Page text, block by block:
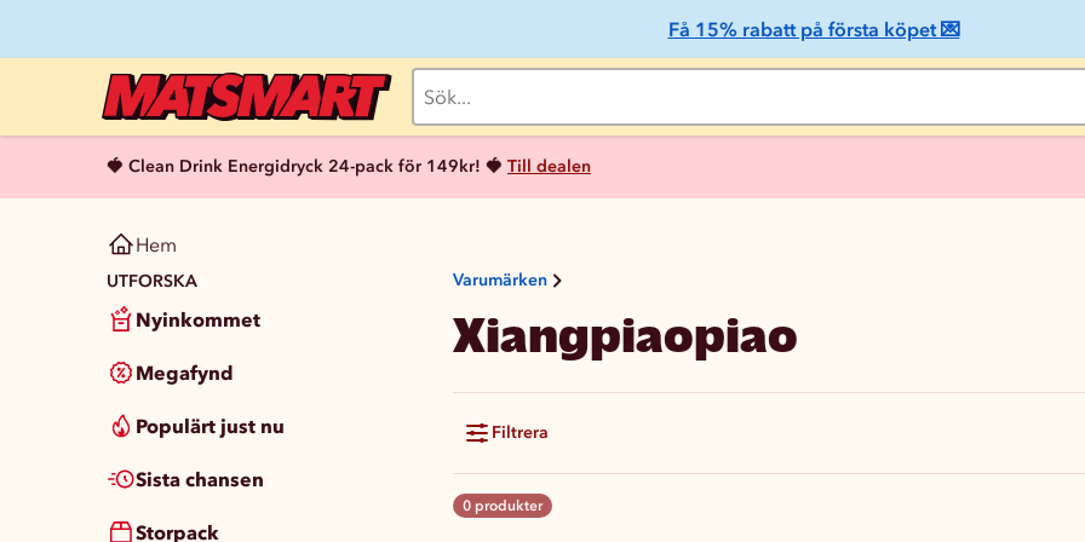
Få 15% rabatt på första köpet 💌
🍓 Clean Drink Energidryck 24-pack för 149kr! 🍓 Till dealen
Hem
UTFORSKA
Nyinkommet
Megafynd
Populärt just nu
Sista chansen
Storpack
Varumärken
Xiangpiaopiao
Filtrera
0 produkter